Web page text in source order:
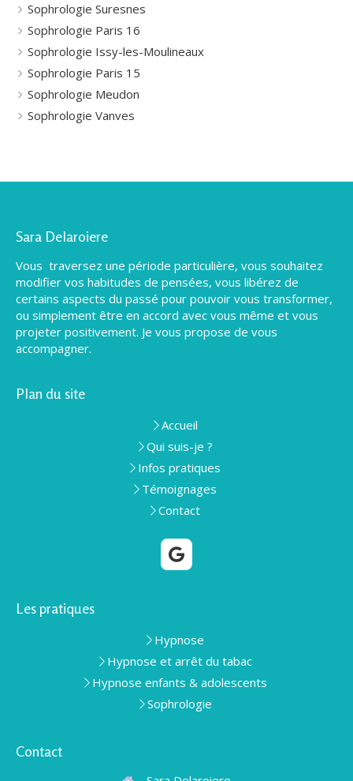
Sophrologie Suresnes
Sophrologie Paris 16
Sophrologie Issy-les-Moulineaux
Sophrologie Paris 15
Sophrologie Meudon
Sophrologie Vanves
Sara Delaroiere
Vous traversez une période particulière, vous souhaitez
modifier vos habitudes de pensées, vous libérez de
certains aspects du passé pour pouvoir vous transformer,
ou simplement être en accord avec vous même et vous
projeter positivement. Je vous propose de vous
accompagner.
Plan du site
Accueil
Qui suis-je ?
Infos pratiques
Témoignages
Contact
Les pratiques
Hypnose
Hypnose et arrêt du tabac
Hypnose enfants & adolescents
Sophrologie
Contact